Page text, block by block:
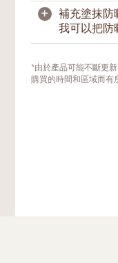
汗後，也應
室內的。
由於肌膚會
會與人或物
要時，補塗
少每兩小時補
+
補充塗抹防
我可以把防
如果您在戶
巾輕拭按幹去
防曬霜塗抹
*由於產品可能不斷更
購買的時間和區域而有